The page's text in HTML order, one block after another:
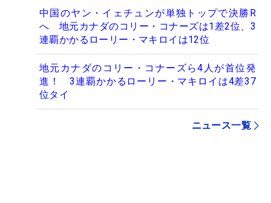
中国のヤン・イェチュンが単独トップで決勝R
へ 地元カナダのコリー・コナーズは1差2位、3
連覇かかるローリー・マキロイは12位
地元カナダのコリー・コナーズら4人が首位発
進！ 3連覇かかるローリー・マキロイは4差37
位タイ
ニュース一覧